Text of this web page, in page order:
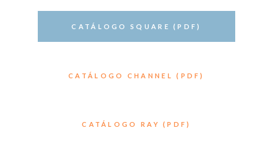
CATÁLOGO SQUARE (PDF)
CATÁLOGO CHANNEL (PDF)
CATÁLOGO RAY (PDF)